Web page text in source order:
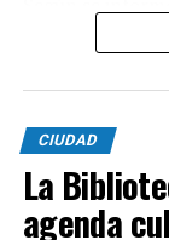
agua potable
de cañerías de
ejecución de 29
desarrollarán
las calles
En paralelo, la
la red cloacal
CIUDAD
La
agenda